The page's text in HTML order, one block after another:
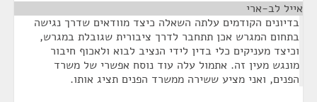
אייל לב-ארי
בדיונים הקודמים עלתה השאלה כיצד מוודאים שדרך נגישה
בתחום המגרש אכן תתחבר לדרך ציבורית שגובלת במגרש,
וכיצד מעניקים כלי בדין לידי הנציב לבוא ולאכוף חיבור
מונגש מעין זה. אתמול עלה עוד נוסח אפשרי של משרד
הפנים, ואני מציע ששירה ממשרד הפנים תציג אותו.